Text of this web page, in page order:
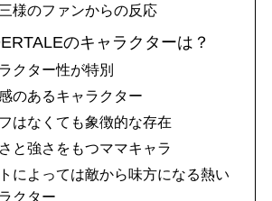
様のファンからの反応
のキャラクターは？
クター性が特別
のあるキャラクター
はなくても象徴的な存在
と強さをもつママキャラ
によっては敵から味方になる熱い
クター